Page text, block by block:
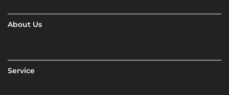
About Us
Service